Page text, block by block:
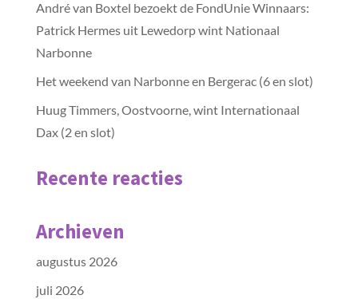
André van Boxtel bezoekt de FondUnie Winnaars:
Patrick Hermes uit Lewedorp wint Nationaal
Narbonne
Het weekend van Narbonne en Bergerac (6 en slot)
Huug Timmers, Oostvoorne, wint Internationaal
Dax (2 en slot)
Recente reacties
Archieven
augustus 2026
juli 2026